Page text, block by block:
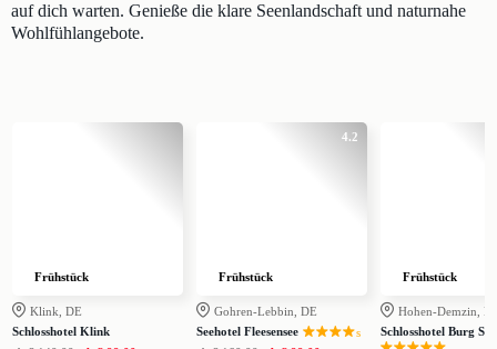
auf dich warten. Genieße die klare Seenlandschaft und naturnahe
Wohlfühlangebote.
Frühstück
Klink, DE
Schlosshotel Klink
4.2
Frühstück
Gohren-Lebbin, DE
Seehotel Fleesensee
s
Frühstück
Hohen-Demzin,
Schlosshotel Burg